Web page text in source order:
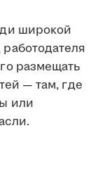
широкой
размещать
— там, где
или